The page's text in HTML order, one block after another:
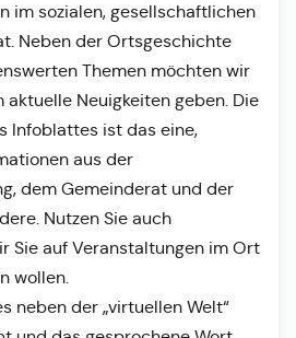
im sozialen, gesellschaftlichen
Neben der Ortsgeschichte
Themen möchten wir
aktuelle Neuigkeiten geben. Die
Infoblattes ist das eine,
aus der
dem Gemeinderat und der
Nutzen Sie auch
Sie auf Veranstaltungen im Ort
wollen.
neben der „virtuellen Welt“